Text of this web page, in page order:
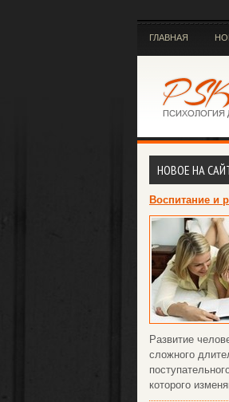
ГЛАВНАЯ
НОВОЕ НА
Воспитание и
Развитие
сложного
которого